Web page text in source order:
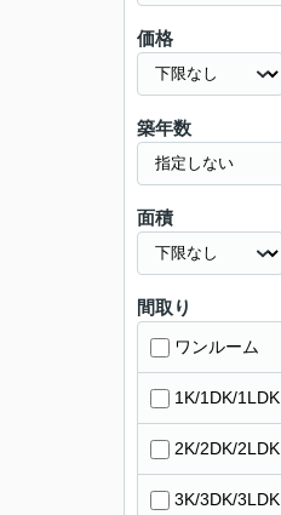
価格
築年数
面積
間取り
ワンルーム
1K/1DK/1LDK
2K/2DK/2LDK
3K/3DK/3LDK